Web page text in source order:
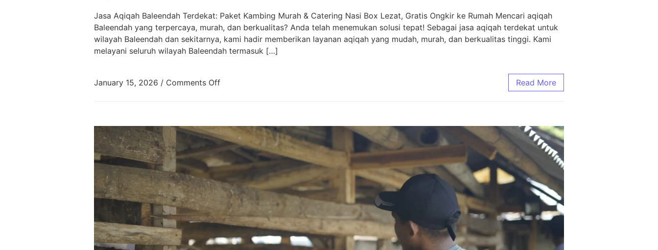
Jasa Aqiqah Baleendah Terdekat: Paket Kambing Murah & Catering Nasi Box Lezat, Gratis Ongkir ke Rumah Mencari aqiqah
Baleendah yang terpercaya, murah, dan berkualitas? Anda telah menemukan solusi tepat! Sebagai jasa aqiqah terdekat untuk
wilayah Baleendah dan sekitarnya, kami hadir memberikan layanan aqiqah yang mudah, murah, dan berkualitas tinggi. Kami
melayani seluruh wilayah Baleendah termasuk […]
January 15, 2026 / Comments Off Read More